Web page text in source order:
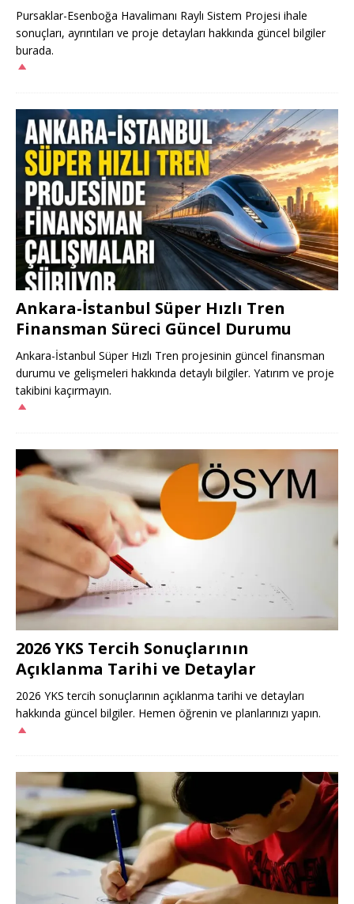
Pursaklar-Esenboğa Havalimanı Raylı Sistem Projesi ihale
sonuçları, ayrıntıları ve proje detayları hakkında güncel bilgiler
burada.
Ankara-İstanbul Süper Hızlı Tren
Finansman Süreci Güncel Durumu
Ankara-İstanbul Süper Hızlı Tren projesinin güncel finansman
durumu ve gelişmeleri hakkında detaylı bilgiler. Yatırım ve proje
takibini kaçırmayın.
2026 YKS Tercih Sonuçlarının
Açıklanma Tarihi ve Detaylar
2026 YKS tercih sonuçlarının açıklanma tarihi ve detayları
hakkında güncel bilgiler. Hemen öğrenin ve planlarınızı yapın.